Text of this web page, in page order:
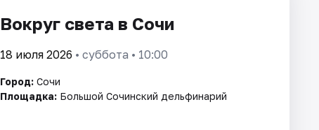
Вокруг света в Сочи
18 июля 2026 • суббота • 10:00
Город: Сочи
Площадка: Большой Сочинский дельфинарий